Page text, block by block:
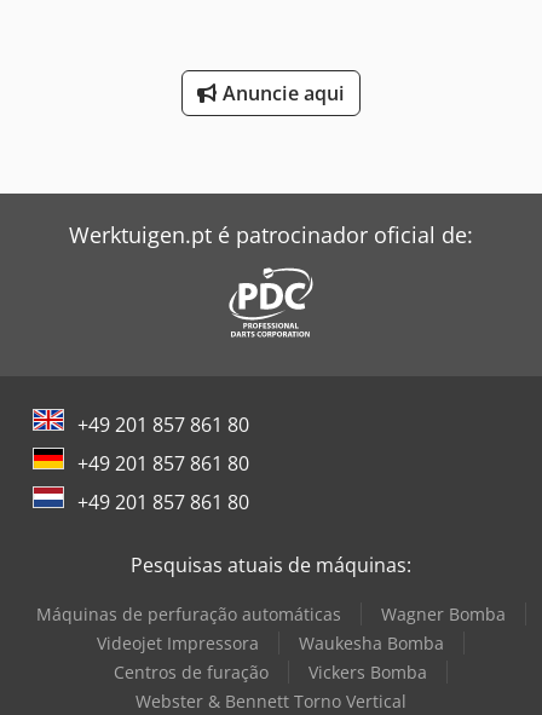
Anuncie aqui
Werktuigen.pt é patrocinador oficial de:
+49 201 857 861 80
+49 201 857 861 80
+49 201 857 861 80
Pesquisas atuais de máquinas:
Máquinas de perfuração automáticas
Wagner Bomba
Videojet Impressora
Waukesha Bomba
Centros de furação
Vickers Bomba
Webster & Bennett Torno Vertical